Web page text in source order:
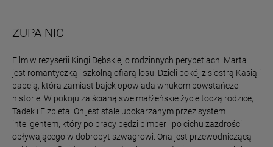
ZUPA NIC
Film w reżyserii Kingi Dębskiej o rodzinnych perypetiach. Marta
jest romantyczką i szkolną ofiarą losu. Dzieli pokój z siostrą Kasią i
babcią, która zamiast bajek opowiada wnukom powstańcze
historie. W pokoju za ścianą swe małżeńskie życie toczą rodzice,
Tadek i Elżbieta. On jest stale upokarzanym przez system
inteligentem, który po pracy pędzi bimber i po cichu zazdrości
opływającego w dobrobyt szwagrowi. Ona jest przewodniczącą